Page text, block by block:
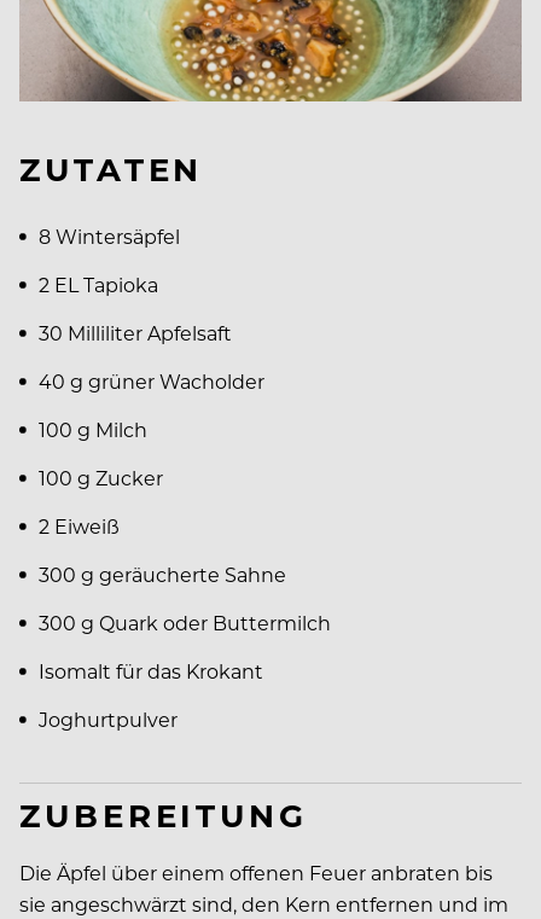
ZUTATEN
8 Wintersäpfel
2 EL Tapioka
30 Milliliter Apfelsaft
40 g grüner Wacholder
100 g Milch
100 g Zucker
2 Eiweiß
300 g geräucherte Sahne
300 g Quark oder Buttermilch
Isomalt für das Krokant
Joghurtpulver
ZUBEREITUNG
Die Äpfel über einem offenen Feuer anbraten bis
sie angeschwärzt sind, den Kern entfernen und im